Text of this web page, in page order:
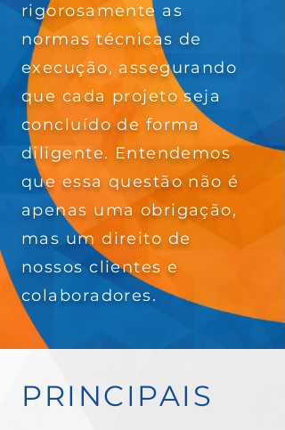
rigorosamente as
normas técnicas de
execução, assegurando
que cada projeto seja
concluído de forma
diligente. Entendemos
que essa questão não é
apenas uma obrigação,
mas um direito de
nossos clientes e
colaboradores.
PRINCIPAIS